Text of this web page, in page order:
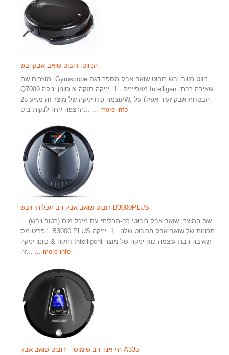
הניווט. רובוט שואב אבק יבש
מוצרים שם: Gyroscope ניווט רטוב יבש רובוט שואב אבק מספר דגם:
Q7000 מאפיינים: 1. יניקה חזקה & כוונון יניקה Intelligent שאיבה רבת
עוצמה כוח יניקה של מוצר זה מגיע 25W, הבטחת אבק זעיר אפילו על
... more info
רובוט שואב אבק רב תכליתי ויבש B3000PLUS
פריט מס ': B3000 PLUS תכונות של שואב אבק הרובוט שלנו 1. יניקה
חזקה & כוונון יניקה Intelligent שאיבה רבת עוצמה כוח יניקה של מוצר
... more info
היי-אנד רב שימושי רובוט שואב אבק A335